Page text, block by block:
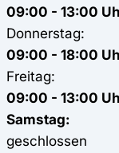
09:00 - 13:00
Donnerstag:
09:00 - 18:00
Freitag:
09:00 - 13:00
Samstag:
geschlossen